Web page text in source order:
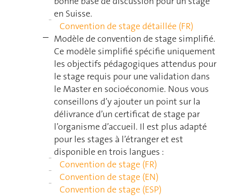
en Suisse.
Convention de stage détaillée (FR)
Modèle de convention de stage simplifié.
Ce modèle simplifié spécifie uniquement
les objectifs pédagogiques attendus pour
le stage requis pour une validation dans
le Master en socioéconomie. Nous vous
conseillons d’y ajouter un point sur la
délivrance d’un certificat de stage par
l’organisme d’accueil. Il est plus adapté
pour les stages à l’étranger et est
disponible en trois langues :
Convention de stage (FR)
Convention de stage (EN)
Convention de stage (ESP)